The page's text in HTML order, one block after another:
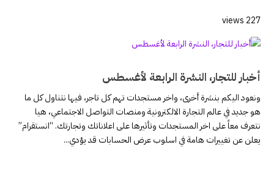
227 views
أخبار للتجار، النشرة الرابعة لأغسطس
ونعود اليكم بنشرة أخرى، واخر مستجدات تهم كل تاجر، فيها نتناول كل ما
هو جديد في عالم التجارة الالكترونية ومنصات التواصل الاجتماعي، هيا
نتعرف معاً على اخر المستجدات وتأثيرها على اعلاناتك وتجارتك. “انستقرام”
يعلن عن تغييرات هامة في اسلوب عرض الحسابات قد يؤدي...